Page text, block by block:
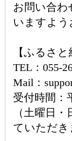
お問い合わ
いますよう
【ふるさ
TEL：055-
Mail：
受付時間：
（土曜日
ていただき